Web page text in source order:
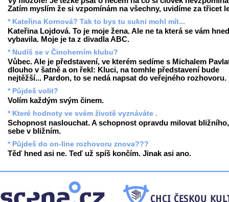
Zatím myslím že si vzpomínám na všechny, uvidíme za třicet
* Kateřina Kornová? Tak to bys tu sukni mohl mít...
Kateřina Lojdová. To je moje žena. Ale ne ta která se vám hned
vybavila. Moje je ta z divadla ABC.
* Nudíš se v Činoherním klubu?
Vůbec. Ale je představení, ve kterém sedíme s Michalem
dlouho v šatně a on řekl: Kluci, na tomhle představení bude
nejtěžší... Pardon, to se nedá napsat do veřejného rozhovoru.
* Půjdeš volit?
Volím každým svým činem.
* Které hodnoty ve svém životě vyznáváte .
Schopnost naslouchat. A schopnost opravdu milovat
sebe v bližním.
* Půjdeš do on-line rozhovoru znova???
Těď hned asi ne. Teď už spíš končím. Jinak asi ano.